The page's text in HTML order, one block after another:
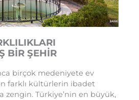
BİR ŞEHİR
birçok medeniyete ev
farklı kültürlerin ibadet
zengin. Türkiye’nin en büyük,